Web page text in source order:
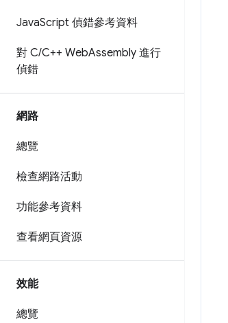
JavaScript 偵錯參考資料
對 C/C++ WebAssembly 進行
偵錯
網路
總覽
檢查網路活動
功能參考資料
查看網頁資源
效能
總覽